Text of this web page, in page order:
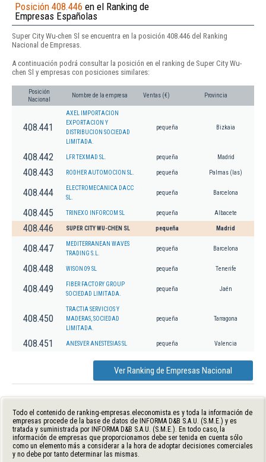
Posición 408.446 en el Ranking de
Empresas Españolas
Super City Wu-chen Sl se encuentra en la posición 408.446 del Ranking
Nacional de Empresas.
A continuación podrá consultar la posición en el ranking de Super City Wu-
chen Sl y empresas con posiciones similares:
Posición
Nacional
Nombre de la empresa Ventas (€) Provincia
408.441
AXEL IMPORTACION
EXPORTACION Y
DISTRIBUCION SOCIEDAD
LIMITADA.
pequeña Bizkaia
408.442 LFR TEXMAD SL. pequeña Madrid
408.443 RODHER AUTOMOCION SL. pequeña Palmas (las)
408.444
ELECTROMECANICA DACC
SL.
pequeña Barcelona
408.445 TRINEXO INFORCOM SL pequeña Albacete
408.446 SUPER CITY WU-CHEN SL pequeña Madrid
408.447
MEDITERRANEAN WAVES
TRADING S.L.
pequeña Barcelona
408.448 WISON 09 SL pequeña Tenerife
408.449
FIBER FACTORY GROUP
SOCIEDAD LIMITADA.
pequeña Jaén
408.450
TRACTIA SERVICIOS Y
MADERAS, SOCIEDAD
LIMITADA.
pequeña Tarragona
408.451 ANESVER ANESTESIAS SL pequeña Valencia
Ver Ranking de Empresas Nacional
Todo el contenido de ranking-empresas.eleconomista.es y toda la información de
empresas procede de la base de datos de INFORMA D&B S.A.U. (S.M.E.) y es
tratada y suministrada por INFORMA D&B S.A.U. (S.M.E.). En todo caso, la
información de empresas que proporcionamos debe ser tenida en cuenta sólo
como un elemento más a considerar a la hora de adoptar decisiones comerciales
y no debe por tanto determinar las mismas.